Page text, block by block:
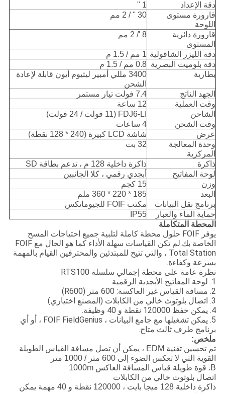
دقة الإعداد
1 "
قارورة مستوى
اللوحة
30 '' / 2 مم
قارورة دائرية
المستوى
8 '/ 2 مم
دقة الليزر الشاقولية 1 مم / 1.5 م
دقة بلوميت البصرية 0.8 مم / 1.5 م
بطارية
3400 مللي أمبير ليثيوم أيون قابلة لإعادة
الشحن
الجهد الناتج
7.4 فولت تيار مستمر
وقت العملية
12 ساعة
الشاحن
FDJ6-LI (11 فولت / 24 فولت)
وقت الشحن
4 ساعات
عرض
شاشة LCD كبيرة (240 * 128 نقطة)
وحدة المعالجة
المركزية
32 بت
ذاكرة
ذاكرة داخلية 128 م ، تدعم بطاقة SD
لوحة المفاتيح
أبجدي رقمي ، كلا الجانبين
وزن
15 كجم
البعد
185 * 220 * 360 ملم
برنامج نقل البيانات
مكتب FOIF للجيوماتكس
حماية الماء والغبار
IP55
المحطة المتكاملة
يوفر FOIF حلول محطة كاملة لتلبية جميع احتياجات المسح
الخاصة بك.لم تكن القياسات سهلة الأداء كما هو الحال مع FOIF
Total Station ، والتي تتيح للمبتدئين والمحترفين القيام بالمهمة
بسرعة وكفاءة.
نظرة عامة على محطة إجمالي سلسلة RTS100
1. لوحة المفاتيح الأبجدية الرقمية
2. مسافة القياس غير العاكسة: 600 متر (R600)
3. اتصال بلوتوث خالي من الكابلات (المصنع اختياري)
4. يمكن حفظ 120000 نقطة و 40 وظيفة.
5. يمكن تشغيلها مع جامع البيانات ، FOIF FieldGenius ، أو أي
برنامج طرف ثالث متاح.
ملخص:
تم تحسين تقنية EDM ، يمكن أن تصل مسافة القياس الطويلة
القوية التي لا تعكس الضوء إلى 600 متر / 1000 متر
B. قوة طويلة قياس المسافة العاكس 1000m
اتصال بلوتوث خالي من الكابلات
ذاكرة داخلية 128 ميجا بايت ، 120000 نقطة و 40 مهمة يمكن